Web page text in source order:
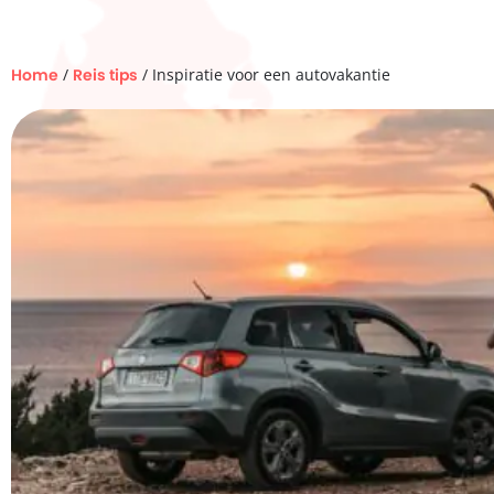
Home / Reis tips / Inspiratie voor een autovakantie